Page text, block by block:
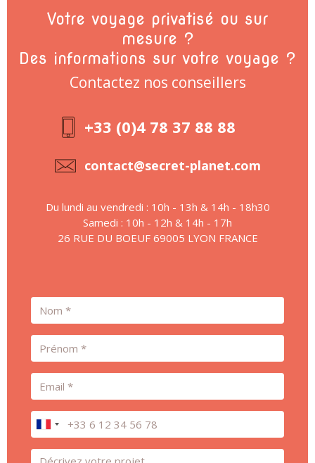
Votre voyage privatisé ou sur
mesure ?
Des informations sur votre voyage ?
Contactez nos conseillers
+33 (0)4 78 37 88 88
contact@secret-planet.com
Du lundi au vendredi : 10h - 13h & 14h - 18h30
Samedi : 10h - 12h & 14h - 17h
26 RUE DU BOEUF 69005 LYON FRANCE
Nom
Prénom
Email
Téléphone
Message *